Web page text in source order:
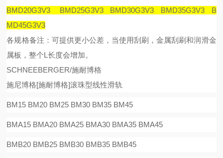
BMD20G3V3 BMD25G3V3 BMD30G3V3 BMD35G3V3 B
MD45G3V3
各规格备注：可提供更小公差，当使用刮刷，金属刮刷和润滑金
属板，整个L长度会增加。
SCHNEEBERGER/施耐博格
施尼博格[施耐博格]滚珠型线性滑轨
BM15 BM20 BM25 BM30 BM35 BM45
BMA15 BMA20 BMA25 BMA30 BMA35 BMA45
BMB20 BMB25 BMB30 BMB35 BMB45